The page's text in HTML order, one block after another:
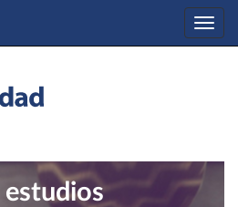
estudios